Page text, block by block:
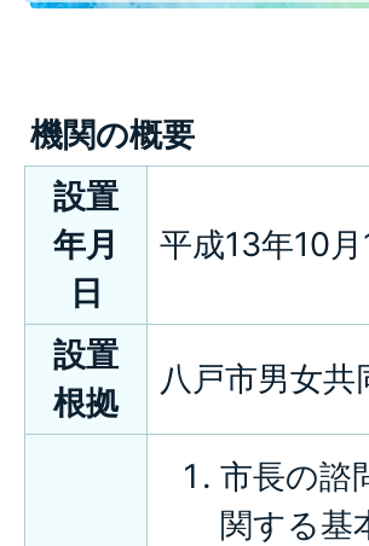
機関の概要
設置
年月
日
平成13年10月
設置
根拠
八戸市男女
市長の諮
関する基